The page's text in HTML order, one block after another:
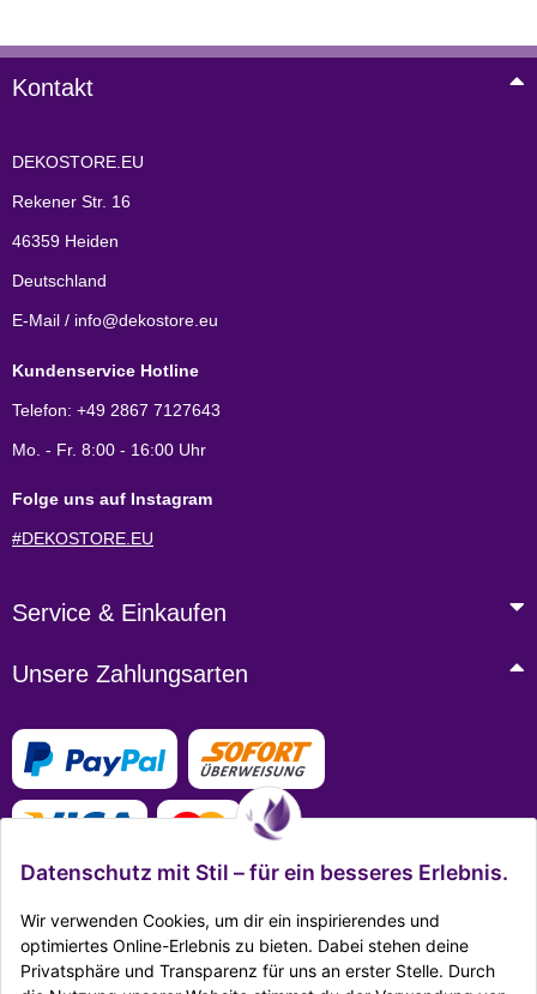
Kontakt
DEKOSTORE.EU
Rekener Str. 16
46359 Heiden
Deutschland
E-Mail / info@dekostore.eu
Kundenservice Hotline
Telefon: +49 2867 7127643
Mo. - Fr. 8:00 - 16:00 Uhr
Folge uns auf Instagram
#DEKOSTORE.EU
Service & Einkaufen
Unsere Zahlungsarten
Mehr Infos zu den Zahlungsarten
Datenschutz mit Stil – für ein besseres Erlebnis.
Wir verwenden Cookies, um dir ein inspirierendes und
optimiertes Online-Erlebnis zu bieten. Dabei stehen deine
Privatsphäre und Transparenz für uns an erster Stelle. Durch